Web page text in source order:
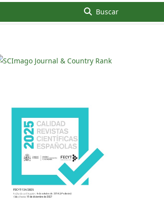
Buscar